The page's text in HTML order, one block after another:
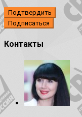
Подтвердить
Контакты